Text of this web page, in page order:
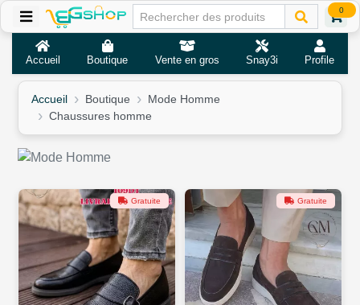
0
Accueil Boutique Vente en gros Snay3i Profile
Accueil Boutique
Mode Homme
Chaussures homme
Gratuite Gratuite